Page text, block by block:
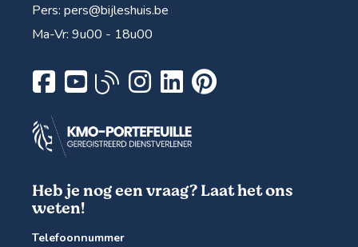
Pers: pers@bijleshuis.be
Ma-Vr: 9u00 - 18u00
Heb je nog een vraag? Laat het ons
weten!
Telefoonnummer